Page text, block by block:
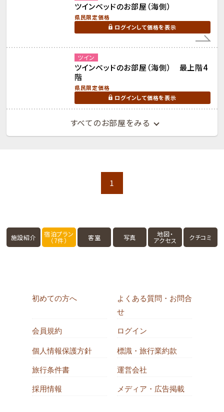
ツインベッドのお部屋（海側）
県民限定価格
ログインして価格を表示
ツイン
ツインベッドのお部屋（海側） 最上階4
階
県民限定価格
ログインして価格を表示
すべてのお部屋をみる
1
施設紹介 宿泊プラン
（7件） 客室 写真 地図・
アクセス クチコミ
初めての方へ
よくある質問・お問合
せ
会員規約 ログイン
個人情報保護方針 標識・旅行業約款
旅行条件書 運営会社
採用情報 メディア・広告掲載